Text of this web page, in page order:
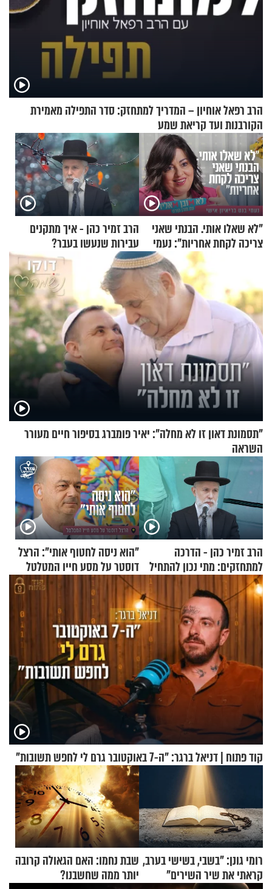
הרב רפאל אוחיון – המדריך למתחזק: סדר התפילה מאמירת
הקורבנות ועד קריאת שמע
"לא שאלו אותי. הבנתי שאני
צריכה לקחת אחריות": נעמי
בנט בריאיון אישי
הרב זמיר כהן - איך מתקנים
עבירות שנעשו בעבר?
"תסמונת דאון זו לא מחלה": יאיר פומברג בסיפור חיים מעורר
השראה
הרב זמיר כהן - הדרכה
למתחזקים: מתי נכון להתחיל
עם לבישת הציצית?
"הוא ניסה לחטוף אותי": הרצל
דוסטר על מסע חייו המטלטל
קוד פתוח | דניאל ברגר: "ה-7 באוקטובר גרם לי לחפש תשובות"
רומי גונן: "בשבי, בשישי בערב,
קראתי את שיר השירים"
שבת נחמו: האם הגאולה קרובה
יותר ממה שחשבנו?